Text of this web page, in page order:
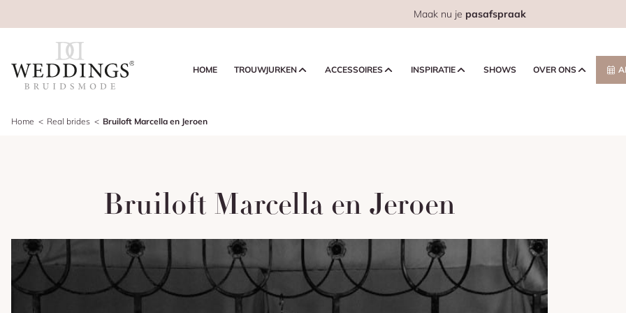
Maak nu je pasafspraak
HOME TROUWJURKEN ACCESSOIRES INSPIRATIE SHOWS OVER ONS
Home Real brides Bruiloft Marcella en Jeroen
Bruiloft Marcella en Jeroen